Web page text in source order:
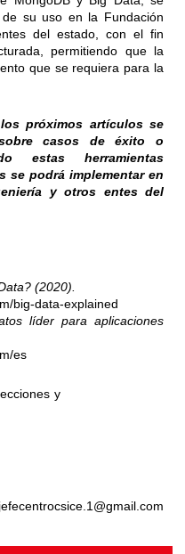
su uso en la Fundación
del estado, con el fin
permitiendo que la
que se requiera para la
próximos artículos se
casos de éxito o
estas herramientas
se podrá implementar en
y otros entes del
(2020).
big-data-explained
líder para aplicaciones
es
colecciones y
jefecentrocsice.1@gmail.com